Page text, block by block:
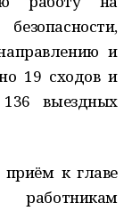
и
19 сходов и
выездных
к главе